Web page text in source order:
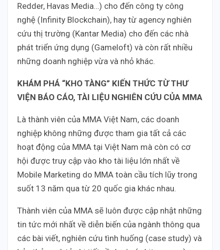
Redder, Havas Media…) cho đến công ty công
nghệ (Infinity Blockchain), hay từ agency nghiên
cứu thị trường (Kantar Media) cho đến các nhà
phát triển ứng dụng (Gameloft) và còn rất nhiều
những doanh nghiệp vừa và nhỏ khác.
KHÁM PHÁ “KHO TÀNG” KIẾN THỨC TỪ THƯ
VIỆN BÁO CÁO, TÀI LIỆU NGHIÊN CỨU CỦA MMA
Là thành viên của MMA Việt Nam, các doanh
nghiệp không những được tham gia tất cả các
hoạt động của MMA tại Việt Nam mà còn có cơ
hội được truy cập vào kho tài liệu lớn nhất về
Mobile Marketing do MMA toàn cầu tích lũy trong
suốt 13 năm qua từ 20 quốc gia khác nhau.
Thành viên của MMA sẽ luôn được cập nhật những
tin tức mới nhất về diễn biến của ngành thông qua
các bài viết, nghiên cứu tình huống (case study) và